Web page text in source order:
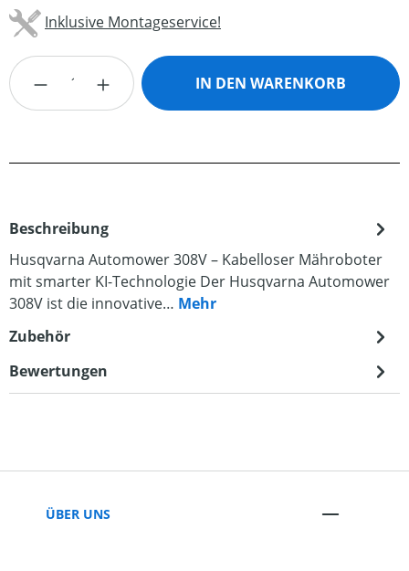
Inklusive Montageservice!
Produkt Anzahl: Gib den gewünschten
IN DEN WARENKORB
Beschreibung
Husqvarna Automower 308V – Kabelloser Mähroboter
mit smarter KI-Technologie Der Husqvarna Automower
308V ist die innovative… Mehr
Zubehör
Bewertungen
ÜBER UNS